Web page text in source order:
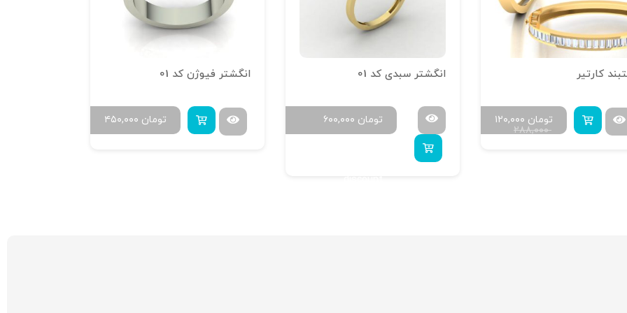
کارتیر
۲۸۸,۰۰۰
۱۲۰,۰۰۰ تومان
انگشتر سبدی کد 01
۶۰۰,۰۰۰ تومان
انگشتر فیوژن کد 01
۴۵۰,۰۰۰ تومان